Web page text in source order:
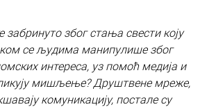
забринуто због стања свести коју
ком се људима манипулише због
интереса, уз помоћ медија и
мишљење? Друштвене мреже,
комуникацију, постале су